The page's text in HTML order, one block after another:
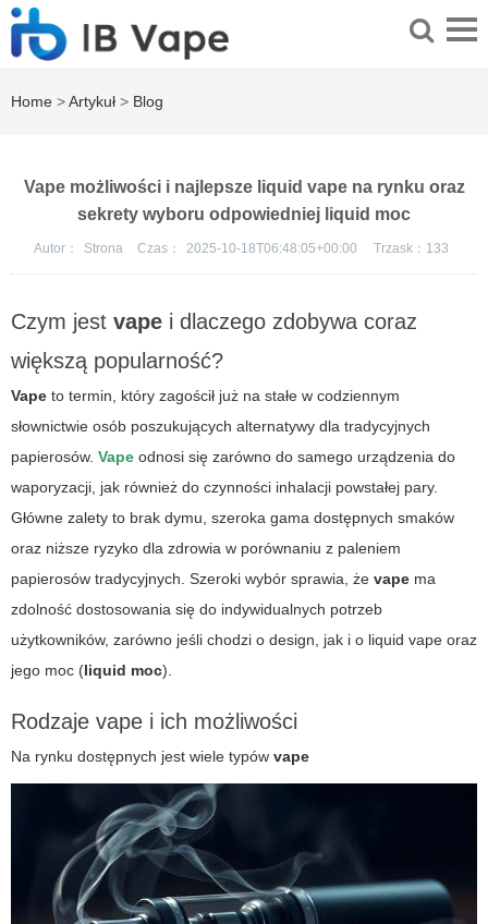
Home >Artykuł > Blog
Vape możliwości i najlepsze liquid vape na rynku oraz
sekrety wyboru odpowiedniej liquid moc
Autor： Strona Czas： 2025-10-18T06:48:05+00:00 Trzask： 133
Czym jest vape i dlaczego zdobywa coraz
większą popularność?
Vape to termin, który zagościł już na stałe w codziennym
słownictwie osób poszukujących alternatywy dla tradycyjnych
papierosów. Vape odnosi się zarówno do samego urządzenia do
waporyzacji, jak również do czynności inhalacji powstałej pary.
Główne zalety to brak dymu, szeroka gama dostępnych smaków
oraz niższe ryzyko dla zdrowia w porównaniu z paleniem
papierosów tradycyjnych. Szeroki wybór sprawia, że vape ma
zdolność dostosowania się do indywidualnych potrzeb
użytkowników, zarówno jeśli chodzi o design, jak i o liquid vape oraz
jego moc (liquid moc).
Rodzaje vape i ich możliwości
Na rynku dostępnych jest wiele typów vape